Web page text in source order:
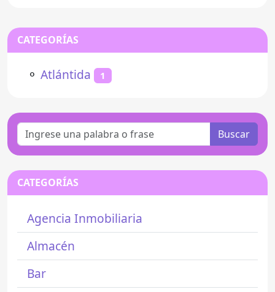
CATEGORÍAS
⚬ Atlántida 1
Buscar
CATEGORÍAS
Agencia Inmobiliaria
Almacén
Bar